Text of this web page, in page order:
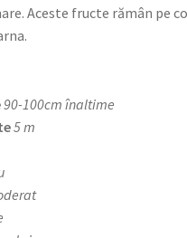
Aceste fructe rămân pe
90-100cm înaltime
5 m